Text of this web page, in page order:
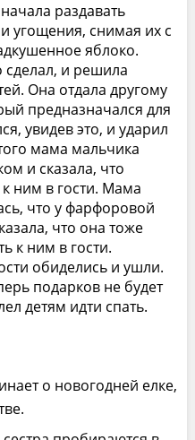
раздавать
угощения, снимая их с
яблоко.
сделал, и решила
Она отдала другому
предназначался для
увидев это, и ударил
мама мальчика
и сказала, что
ним в гости. Мама
что у фарфоровой
что она тоже
к ним в гости.
обиделись и ушли.
подарков не будет
детям идти спать.
о новогодней елке,